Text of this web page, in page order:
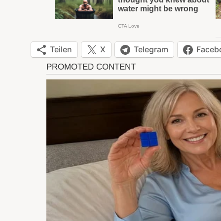
Teilen X Telegram